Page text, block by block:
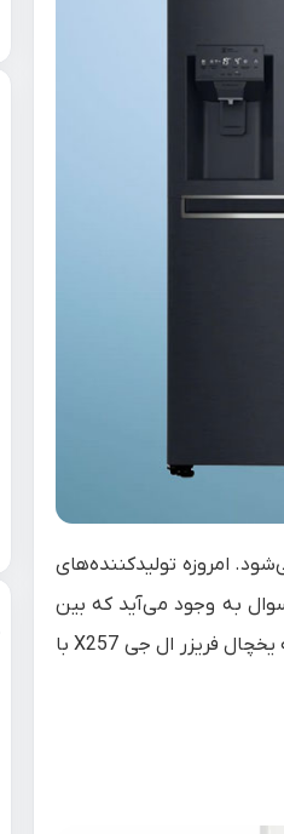
امروزه تولیدکننده‌های
به وجود می‌آید که بین
فریزر ال جی X257با